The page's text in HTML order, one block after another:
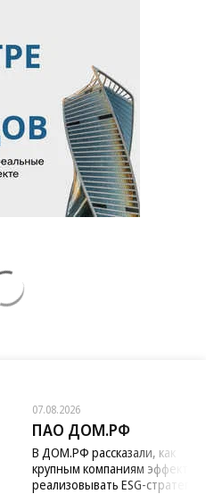
07.08.2026
ПАО ДОМ.РФ
В ДОМ.РФ рассказали, как
крупным компаниям
реализовывать ESG-стратегию